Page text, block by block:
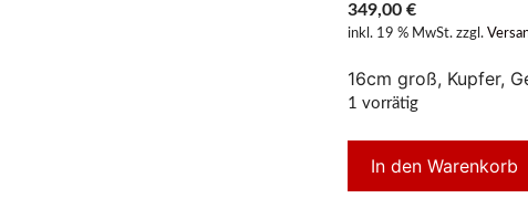
349,00 €
inkl. 19 % MwSt. zzgl.
16cm groß, Kupfer,
1 vorrätig
In den Warenkorb